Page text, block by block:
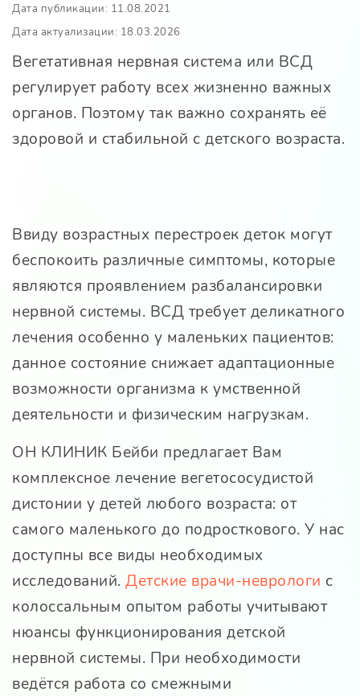
Дата публикации: 11.08.2021
Дата актуализации: 18.03.2026
Вегетативная нервная система или ВСД
регулирует работу всех жизненно важных
органов. Поэтому так важно сохранять её
здоровой и стабильной с детского возраста.
Ввиду возрастных перестроек деток могут
беспокоить различные симптомы, которые
являются проявлением разбалансировки
нервной системы. ВСД требует деликатного
лечения особенно у маленьких пациентов:
данное состояние снижает адаптационные
возможности организма к умственной
деятельности и физическим нагрузкам.
ОН КЛИНИК Бейби предлагает Вам
комплексное лечение вегетососудистой
дистонии у детей любого возраста: от
самого маленького до подросткового. У нас
доступны все виды необходимых
исследований. Детские врачи-неврологи с
колоссальным опытом работы учитывают
нюансы функционирования детской
нервной системы. При необходимости
ведётся работа со смежными